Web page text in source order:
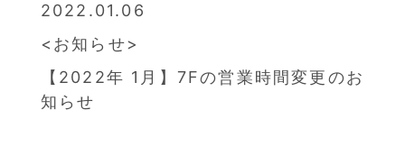
2022.01.06
お知らせ
【2022年 1月】7Fの営業時間変更のお
知らせ